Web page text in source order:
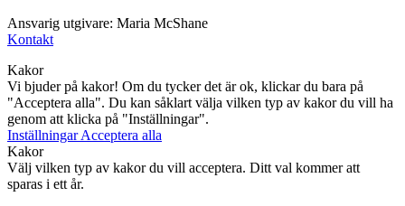
Ansvarig utgivare: Maria McShane
Kontakt
Kakor
Vi bjuder på kakor! Om du tycker det är ok, klickar du bara på
"Acceptera alla". Du kan såklart välja vilken typ av kakor du vill ha
genom att klicka på "Inställningar".
InställningarAcceptera alla
Kakor
Välj vilken typ av kakor du vill acceptera. Ditt val kommer att
sparas i ett år.